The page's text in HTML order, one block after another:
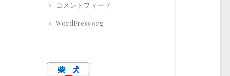
コメントフィード
WordPress.org